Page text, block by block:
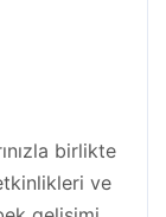
birlikte
ve